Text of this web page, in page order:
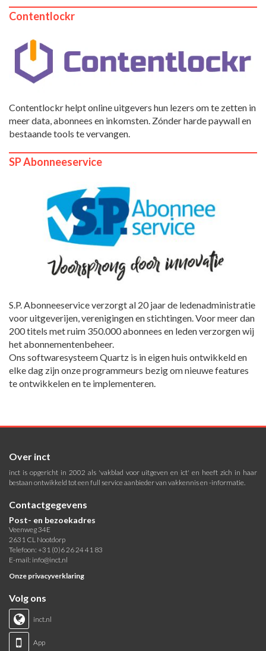
Contentlockr
Contentlockr helpt online uitgevers hun lezers om te zetten in
meer data, abonnees en inkomsten. Zónder harde paywall en
bestaande tools te vervangen.
SP Abonneeservice
S.P. Abonneeservice verzorgt al 20 jaar de ledenadministratie
voor uitgeverijen, verenigingen en stichtingen. Voor meer dan
200 titels met ruim 350.000 abonnees en leden verzorgen wij
het abonnementenbeheer.
Ons softwaresysteem Quartz is in eigen huis ontwikkeld en
elke dag zijn onze programmeurs bezig om nieuwe features
te ontwikkelen en te implementeren.
Over inct
inct is opgericht in 2002 als 'vakblad voor uitgeven en ict' en heeft zich in haar
bestaan ontwikkeld tot een full service aanbieder van vakkennis en -informatie.
Contactgegevens
Post- en bezoekadres
Veenweg 34E
2631 CL Nootdorp
Telefoon: +31 (0)6 26 24 41 83
E-mail: info@inct.nl
Onze privacyverklaring
Volg ons
inct.nl
App